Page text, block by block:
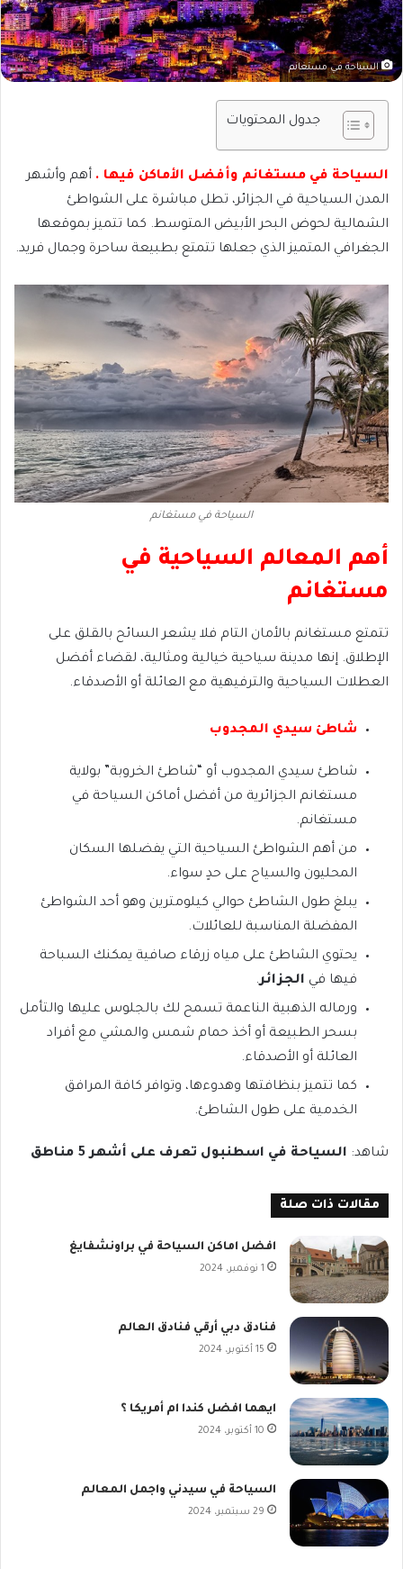
السياحة في مستغانم
جدول المحتويات
السياحة في مستغانم وأفضل الأماكن فيها . أهم وأشهر
المدن السياحية في الجزائر، تطل مباشرة على الشواطئ
الشمالية لحوض البحر الأبيض المتوسط. كما تتميز بموقعها
الجغرافي المتميز الذي جعلها تتمتع بطبيعة ساحرة وجمال فريد.
السياحة في مستغانم
أهم المعالم السياحية في
مستغانم
تتمتع مستغانم بالأمان التام فلا يشعر السائح بالقلق على
الإطلاق. إنها مدينة سياحية خيالية ومثالية، لقضاء أفضل
العطلات السياحية والترفيهية مع العائلة أو الأصدقاء.
شاطئ سيدي المجدوب
شاطئ سيدي المجدوب أو “شاطئ الخروبة” بولاية
مستغانم الجزائرية من أفضل أماكن السياحة في
مستغانم.
من أهم الشواطئ السياحية التي يفضلها السكان
المحليون والسياح على حدٍ سواء.
يبلغ طول الشاطئ حوالي كيلومترين وهو أحد الشواطئ
المفضلة المناسبة للعائلات.
يحتوي الشاطئ على مياه زرقاء صافية يمكنك السباحة
فيها في الجزائر.
ورماله الذهبية الناعمة تسمح لك بالجلوس عليها والتأمل
بسحر الطبيعة أو أخذ حمام شمس والمشي مع أفراد
العائلة أو الأصدقاء.
كما تتميز بنظافتها وهدوءها، وتوافر كافة المرافق
الخدمية على طول الشاطئ.
شاهد: السياحة في اسطنبول تعرف على أشهر 5 مناطق
مقالات ذات صلة
افضل اماكن السياحة في براونشفايغ
1 نوفمبر، 2024
فنادق دبي أرقي فنادق العالم
15 أكتوبر، 2024
ايهما افضل كندا ام أمريكا ؟
10 أكتوبر، 2024
السياحة في سيدني واجمل المعالم
29 سبتمبر، 2024